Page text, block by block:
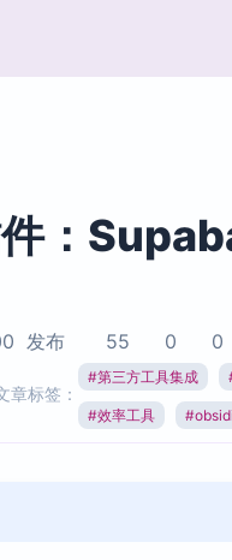
Zotero
Zotero
：
发布 55 0 0
章标签：
#第三方工具集成
#效率工具 #